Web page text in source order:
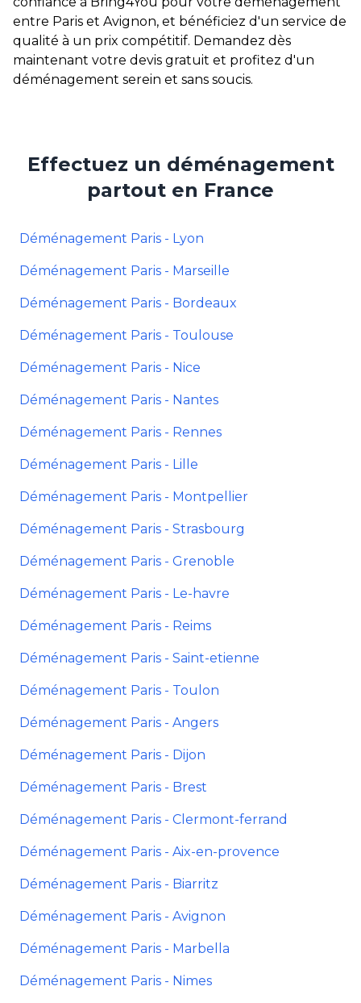
entre Paris et Avignon, et bénéficiez d'un service de
qualité à un prix compétitif. Demandez dès
maintenant votre devis gratuit et profitez d'un
déménagement serein et sans soucis.
Effectuez un déménagement
partout en France
Déménagement Paris - Lyon
Déménagement Paris - Marseille
Déménagement Paris - Bordeaux
Déménagement Paris - Toulouse
Déménagement Paris - Nice
Déménagement Paris - Nantes
Déménagement Paris - Rennes
Déménagement Paris - Lille
Déménagement Paris - Montpellier
Déménagement Paris - Strasbourg
Déménagement Paris - Grenoble
Déménagement Paris - Le-havre
Déménagement Paris - Reims
Déménagement Paris - Saint-etienne
Déménagement Paris - Toulon
Déménagement Paris - Angers
Déménagement Paris - Dijon
Déménagement Paris - Brest
Déménagement Paris - Clermont-ferrand
Déménagement Paris - Aix-en-provence
Déménagement Paris - Biarritz
Déménagement Paris - Avignon
Déménagement Paris - Marbella
Déménagement Paris - Nimes